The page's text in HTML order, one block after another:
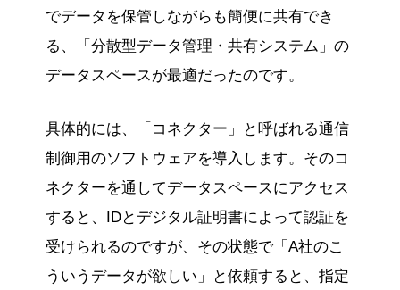
でデータを保管しながらも簡便に共有でき
る、「分散型データ管理・共有システム」の
データスペースが最適だったのです。
具体的には、「コネクター」と呼ばれる通信
制御用のソフトウェアを導入します。そのコ
ネクターを通してデータスペースにアクセス
すると、IDとデジタル証明書によって認証を
受けられるのですが、その状態で「A社のこ
ういうデータが欲しい」と依頼すると、指定